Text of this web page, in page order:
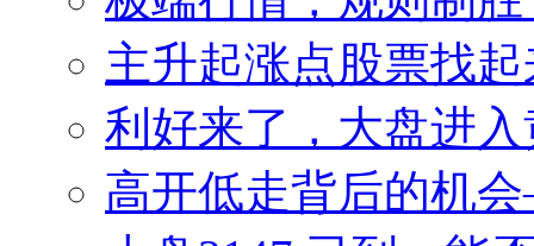
主升起涨点股票找
利好来了，大盘进
高开低走背后的机